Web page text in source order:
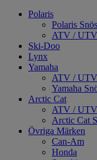
Polaris
Polaris
ATV / UTV
Ski-Doo
Lynx
Yamaha
ATV / UTV
Yamaha
Arctic Cat
ATV / UTV
Arctic Cat
Övriga Märken
Can-Am
Honda